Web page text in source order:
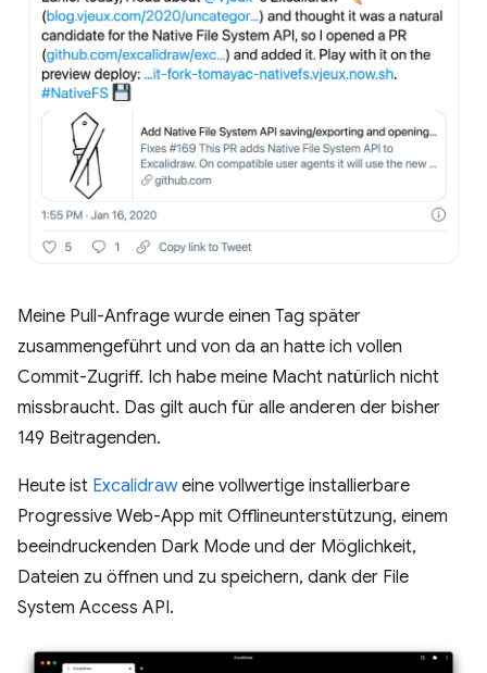
Meine Pull-Anfrage wurde einen Tag später
zusammengeführt und von da an hatte ich vollen
Commit-Zugriff. Ich habe meine Macht natürlich nicht
missbraucht. Das gilt auch für alle anderen der bisher
149 Beitragenden.
Heute ist Excalidraweine vollwertige installierbare
Progressive Web-App mit Offlineunterstützung, einem
beeindruckenden Dark Mode und der Möglichkeit,
Dateien zu öffnen und zu speichern, dank der File
System Access API.